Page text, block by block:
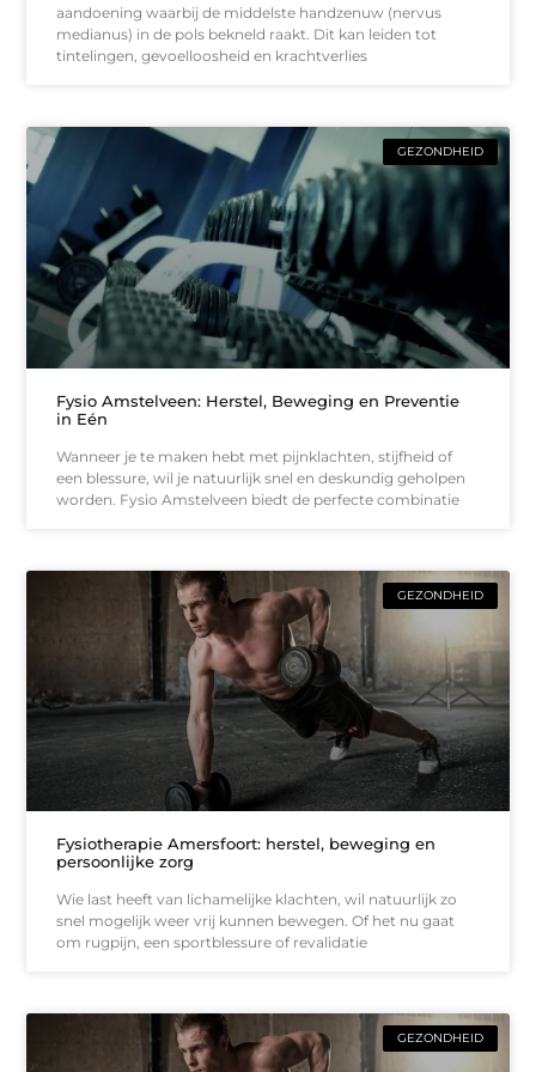
aandoening waarbij de middelste handzenuw (nervus
medianus) in de pols bekneld raakt. Dit kan leiden tot
tintelingen, gevoelloosheid en krachtverlies
GEZONDHEID
Fysio Amstelveen: Herstel, Beweging en Preventie
in Eén
Wanneer je te maken hebt met pijnklachten, stijfheid of
een blessure, wil je natuurlijk snel en deskundig geholpen
worden. Fysio Amstelveen biedt de perfecte combinatie
GEZONDHEID
Fysiotherapie Amersfoort: herstel, beweging en
persoonlijke zorg
Wie last heeft van lichamelijke klachten, wil natuurlijk zo
snel mogelijk weer vrij kunnen bewegen. Of het nu gaat
om rugpijn, een sportblessure of revalidatie
GEZONDHEID